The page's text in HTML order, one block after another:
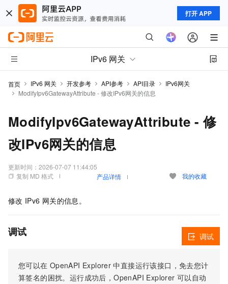
打开 APP
IPv6 网关
首页 IPv6 网关 开发参考 API参考 API目录
IPv6网关
ModifyIpv6GatewayAttribute - 修改IPv6网关的信息
ModifyIpv6GatewayAttribute - 修
改IPv6网关的信息
更新时间： 2026-07-07 11:44:05
复制 MD 格式
产品详情 我的收藏
修改 IPv6 网关的信息。
调试
您可以在 OpenAPI Explorer 中直接运行该接口，免去您计
算签名的困扰。运行成功后，OpenAPI Explorer 可以自动
调试